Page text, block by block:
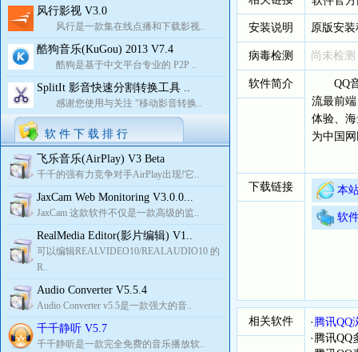
风行影视 V3.0
风行是一款集在线点播和下载影视..
酷狗音乐(KuGou) 2013 V7.4
酷狗是基于中文平台专业的 P2P ..
SplitIt 影音快速分割转换工具 ..
感谢您使用与关注 "移动影音转换..
软 件 下 载 排 行
飞乐音乐(AirPlay) V3 Beta
千千的强有力竞争对手AirPlay出现!它..
JaxCam Web Monitoring V3.0.0...
JaxCam 这款软件不仅是一款高级的监..
RealMedia Editor(影片编辑) V1..
可以编辑REALVIDEO10/REALAUDIO10 的
R..
Audio Converter V5.5.4
Audio Converter v5.5是一款强大的音..
千千静听 V5.7
千千静听是一款完全免费的音乐播放软..
安装说明 原版安
病毒检测 尚未检测
软件简介
QQ音
流最前
体验、
为中国
下载链接 本
软
相关软件 · 腾讯QQ
· 腾讯QQ